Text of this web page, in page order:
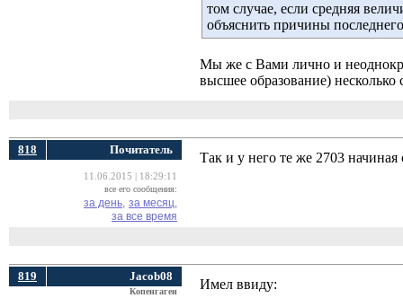
том случае, если средняя
объяснить причины
Мы же с Вами лично и
высшее образование)
818 Почитатель
11.06.2015 | 18:29:11
все его сообщения:
за день, за месяц,
за все время
Так и у него те же 2703
819 Jacob08
Копенгаген Имел ввиду: